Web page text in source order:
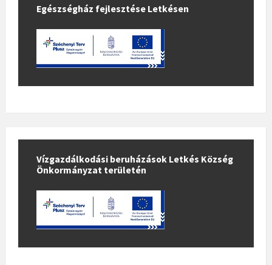
Egészségház fejlesztése Letkésen
Vízgazdálkodási beruházások Letkés Község
Önkormányzat területén